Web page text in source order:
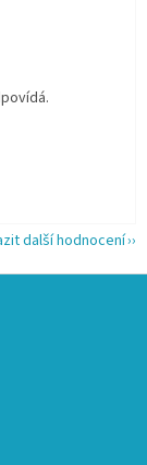
další hodnocení